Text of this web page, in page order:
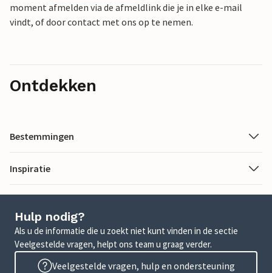
moment afmelden via de afmeldlink die je in elke e-mail
vindt, of door contact met ons op te nemen.
Ontdekken
Bestemmingen
Inspiratie
Hulp nodig?
Als u de informatie die u zoekt niet kunt vinden in de sectie
Veelgestelde vragen, helpt ons team u graag verder.
Veelgestelde vragen, hulp en ondersteuning